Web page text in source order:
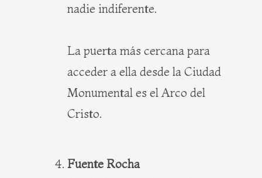
nadie indiferente.
La puerta más cercana para
acceder a ella desde la Ciudad
Monumental es el Arco del
Cristo.
Fuente Rocha